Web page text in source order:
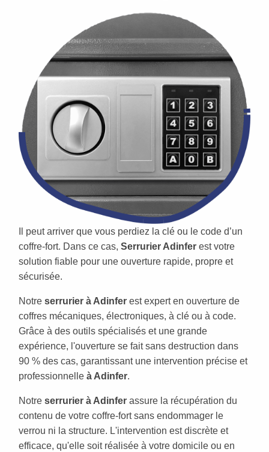
Il peut arriver que vous perdiez la clé ou le code d’un
coffre-fort. Dans ce cas, Serrurier Adinfer est votre
solution fiable pour une ouverture rapide, propre et
sécurisée.
Notre serrurier à Adinfer est expert en ouverture de
coffres mécaniques, électroniques, à clé ou à code.
Grâce à des outils spécialisés et une grande
expérience, l'ouverture se fait sans destruction dans
90 % des cas, garantissant une intervention précise et
professionnelle à Adinfer.
Notre serrurier à Adinfer assure la récupération du
contenu de votre coffre-fort sans endommager le
verrou ni la structure. L'intervention est discrète et
efficace, qu'elle soit réalisée à votre domicile ou en